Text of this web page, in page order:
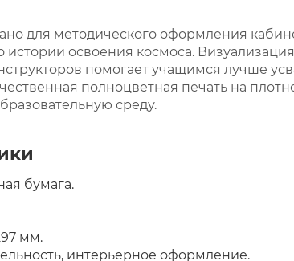
для методического оформления
истории освоения космоса.
помогает учащимся лучше
полноцветная печать на
среду.
бумага.
мм.
интерьерное оформление.